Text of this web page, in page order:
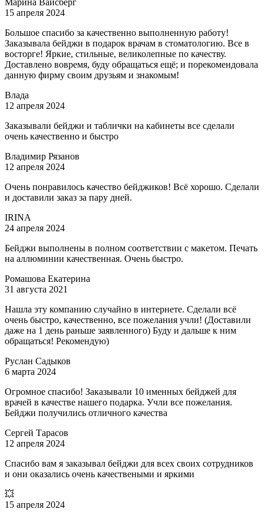
Марина Вайсберг
15 апреля 2024
Большое спасибо за качественно выполненную работу!
Заказывала бейджи в подарок врачам в стоматологию. Все в
восторге! Яркие, стильные, великолепные по качеству.
Доставлено вовремя, буду обращаться ещё; и порекомендовала
данную фирму своим друзьям и знакомым!
Влада
12 апреля 2024
Заказывали бейджи и таблички на кабинеты все сделали
очень качественно и быстро
Владимир Рязанов
12 апреля 2024
Очень понравилось качество бейджиков! Всё хорошо. Сделали
и доставили заказ за пару дней.
IRINA
24 апреля 2024
Бейджи выполнены в полном соответствии с макетом. Печать
на аллюминии качественная. Очень быстро.
Ромашова Екатерина
31 августа 2021
Нашла эту компанию случайно в интернете. Сделали всё
очень быстро, качественно, все пожелания учли! (Доставили
даже на 1 день раньше заявленного) Буду и дальше к ним
обращаться! Рекомендую)
Руслан Садыков
6 марта 2024
Огромное спасибо! Заказывали 10 именных бейджей для
врачей в качестве нашего подарка. Учли все пожелания.
Бейджи получились отличного качества
Сергей Тарасов
12 апреля 2024
Спасибо вам я заказывал бейджи для всех своих сотрудников
и они оказались очень качествеными и яркими
💥
15 апреля 2024